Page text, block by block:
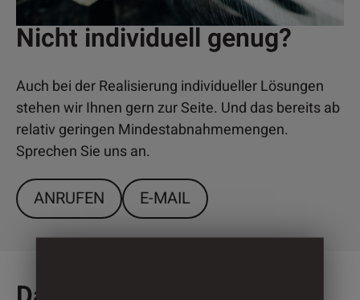
Nicht individuell genug?
Auch bei der Realisierung individueller Lösungen
stehen wir Ihnen gern zur Seite. Und das bereits ab
relativ geringen Mindestabnahmemengen.
Sprechen Sie uns an.
ANRUFEN E-MAIL